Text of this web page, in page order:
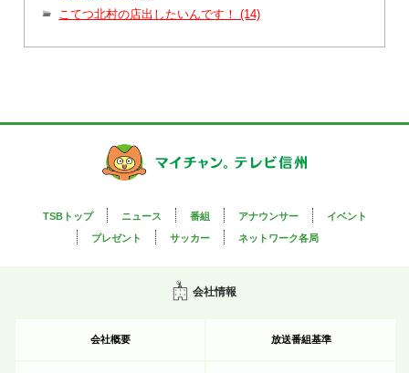
こてつ北村の店出したいんです！ (14)
TSBトップ ニュース 番組 アナウンサー
イベント
プレゼント
サッカー ネットワーク各局
会社情報
会社概要 放送番組基準